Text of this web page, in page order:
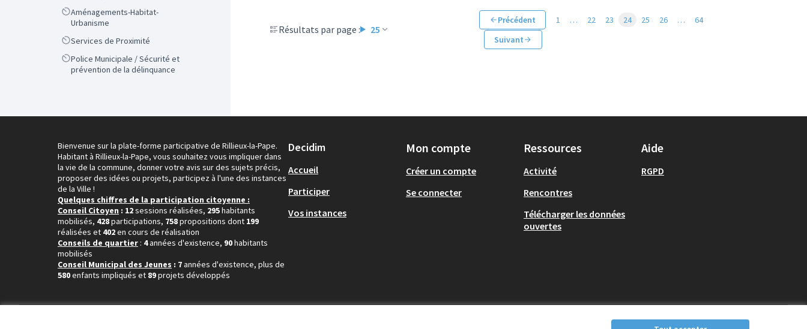
Scope
Aménagements-Habitat-
Urbanisme
ScopeServices de Proximité
Scope
Police Municipale / Sécurité et
prévention de la délinquance
Résultats par page : 25
Précédent 1 … 22 23 24 25 26 …
64
Suivant
Bienvenue sur la plate-forme participative de Rillieux-la-Pape.
Habitant à Rillieux-la-Pape, vous souhaitez vous impliquer dans
la vie de la commune, donner votre avis sur des sujets précis,
proposer des idées ou projets, participez à l'une des instances
de la Ville !
Quelques chiffres de la participation citoyenne :
Conseil Citoyen : 12sessions réalisées, 295habitants
mobilisés, 428participations, 758propositions dont 199
réalisées et 402en cours de réalisation
Conseils de quartier : 4années d'existence, 90habitants
mobilisés
Conseil Municipal des Jeunes : 7années d'existence, plus de
580enfants impliqués et 89projets développés
Decidim
Accueil
Participer
Vos instances
Mon compte
Créer un compte
Se connecter
Ressources
Activité
Rencontres
Télécharger les données
ouvertes
Aide
RGPD